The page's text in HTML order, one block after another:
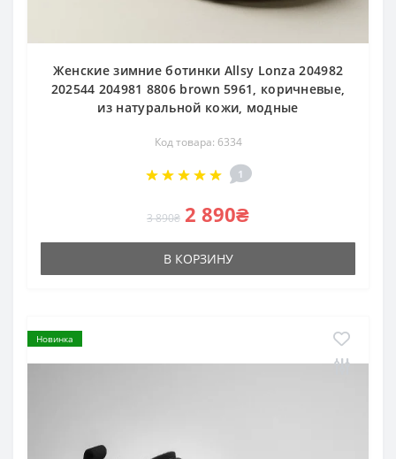
Женские зимние ботинки Allsy Lonza 204982
202544 204981 8806 brown 5961, коричневые,
из натуральной кожи, модные
Код товара: 6334
1
3 890₴ 2 890₴
В КОРЗИНУ
Новинка